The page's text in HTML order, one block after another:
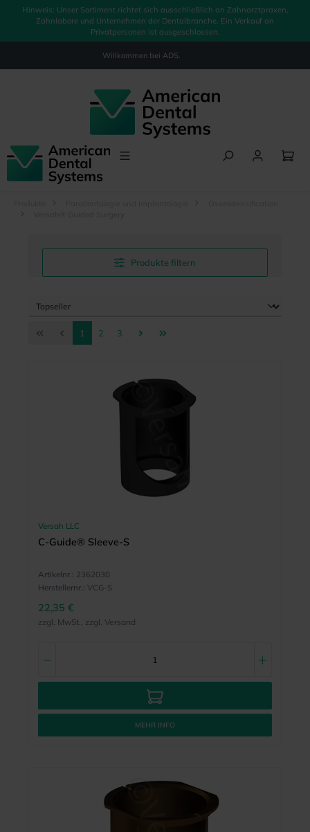
springen
Hinweis: Unser Sortiment richtet sich ausschließlich an Zahnarztpraxen,
Zahnlabore und Unternehmen der Dentalbranche. Ein Verkauf an
Privatpersonen ist ausgeschlossen.
Willkommen bei ADS.
Produkte filtern
Seite
1 Seite
2 Seite
3
Versah LLC
C-Guide® Sleeve-S
Artikelnr.: 2362030
Herstellernr.: VCG-S
22,35 €
zzgl. MwSt., zzgl. Versand
MEHR INFO